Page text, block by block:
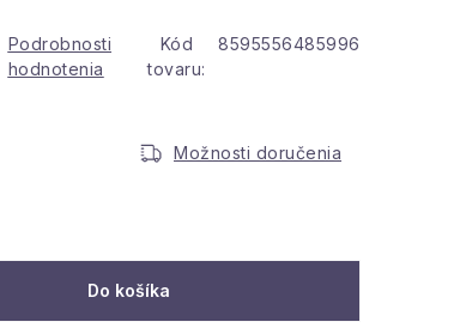
Podrobnosti
hodnotenia
Kód
tovaru:
8595556485996
Možnosti doručenia
Do košíka